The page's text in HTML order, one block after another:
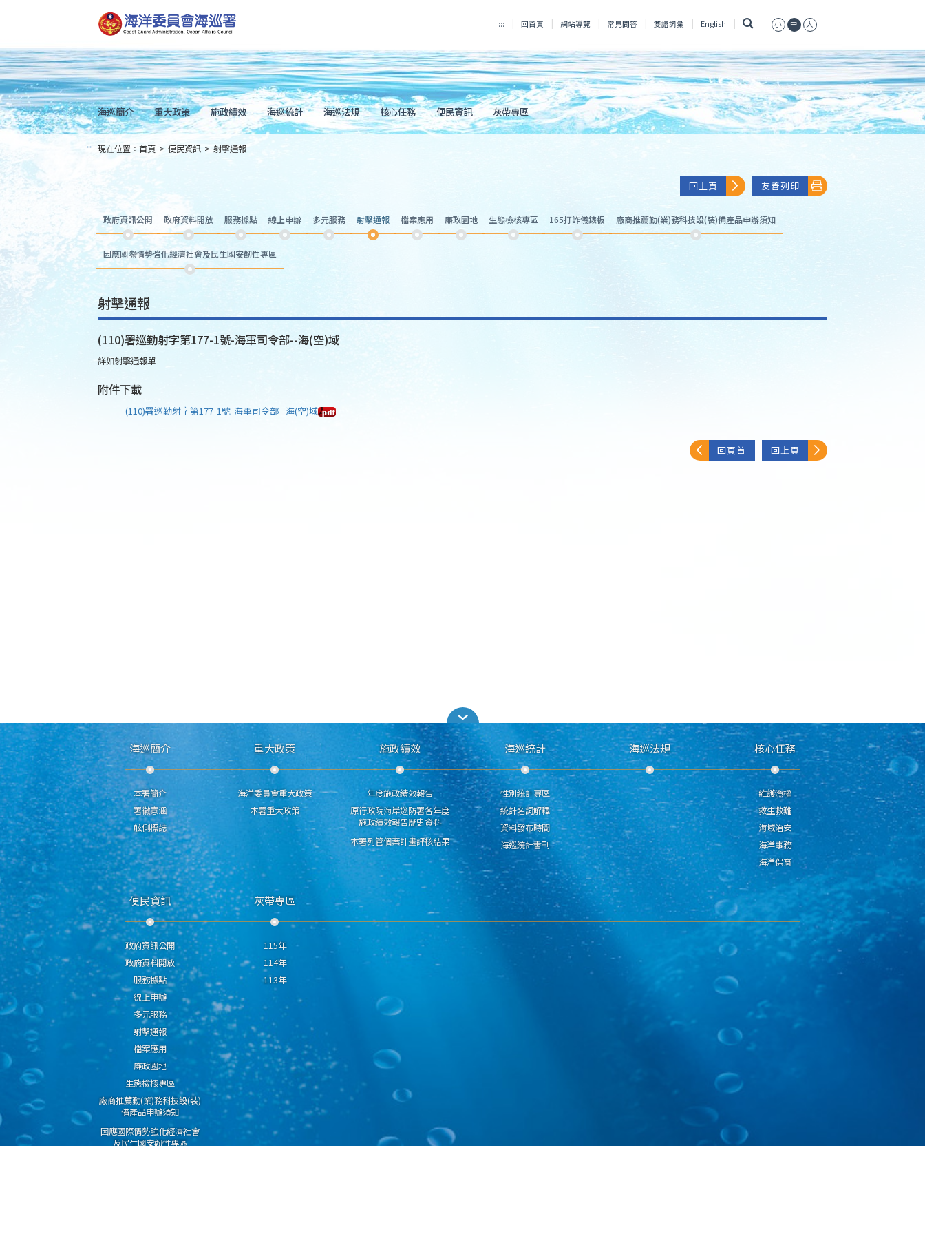
到
主
內
容
Skip
to
main
content
::: 回首頁 網站導覽 常見問答 雙語詞彙 English 小 中 大
海巡簡介 重大政策 施政績效 海巡統計 海巡法規 核心任務 便民資訊 灰帶專區
::: 現在位置： 首頁 > 便民資訊 > 射擊通報
回上頁 友善列印
政府資訊公開 政府資料開放 服務據點 線上申辦 多元服務 射擊通報 檔案應用 廉政園地 生態檢核專區 165打詐儀錶板 廠商推薦勤(業)務科技設(裝)備產品申辦須知
因應國際情勢強化經濟社會及民生國安韌性專區
射擊通報
(110)署巡勤射字第177-1號-海軍司令部--海(空)域
詳如射擊通報單
附件下載
(110)署巡勤射字第177-1號-海軍司令部--海(空)域
回頁首 回上頁
海巡簡介
本署簡介
署徽意涵
舷側標誌
重大政策
海洋委員會重大政策
本署重大政策
施政績效
年度施政績效報告
原行政院海岸巡防署各年度
施政績效報告歷史資料
本署列管個案計畫評核結果
海巡統計
性別統計專區
統計名詞解釋
資料發布時間
海巡統計書刊
海巡法規 核心任務
維護漁權
救生救難
海域治安
海洋事務
海洋保育
便民資訊
政府資訊公開
政府資料開放
服務據點
線上申辦
多元服務
射擊通報
檔案應用
廉政園地
生態檢核專區
廠商推薦勤(業)務科技設(裝)
備產品申辦須知
因應國際情勢強化經濟社會
及民生國安韌性專區
灰帶專區
115年
114年
113年